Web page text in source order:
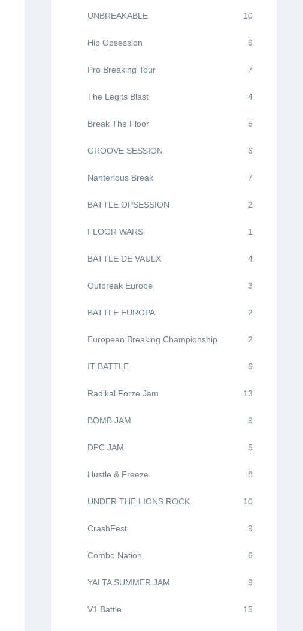
UNBREAKABLE 10
Hip Opsession 9
Pro Breaking Tour 7
The Legits Blast 4
Break The Floor 5
GROOVE SESSION 6
Nanterious Break 7
BATTLE OPSESSION 2
FLOOR WARS 1
BATTLE DE VAULX 4
Outbreak Europe 3
BATTLE EUROPA 2
European Breaking Championship 2
IT BATTLE 6
Radikal Forze Jam 13
BOMB JAM 9
DPC JAM 5
Hustle & Freeze 8
UNDER THE LIONS ROCK 10
CrashFest 9
Combo Nation 6
YALTA SUMMER JAM 9
V1 Battle 15